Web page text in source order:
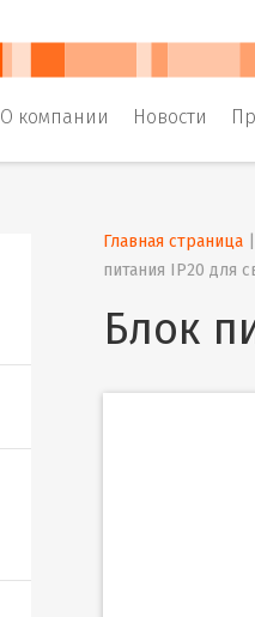
О компании Новости
Главная страница
питания IP20 для
Блок